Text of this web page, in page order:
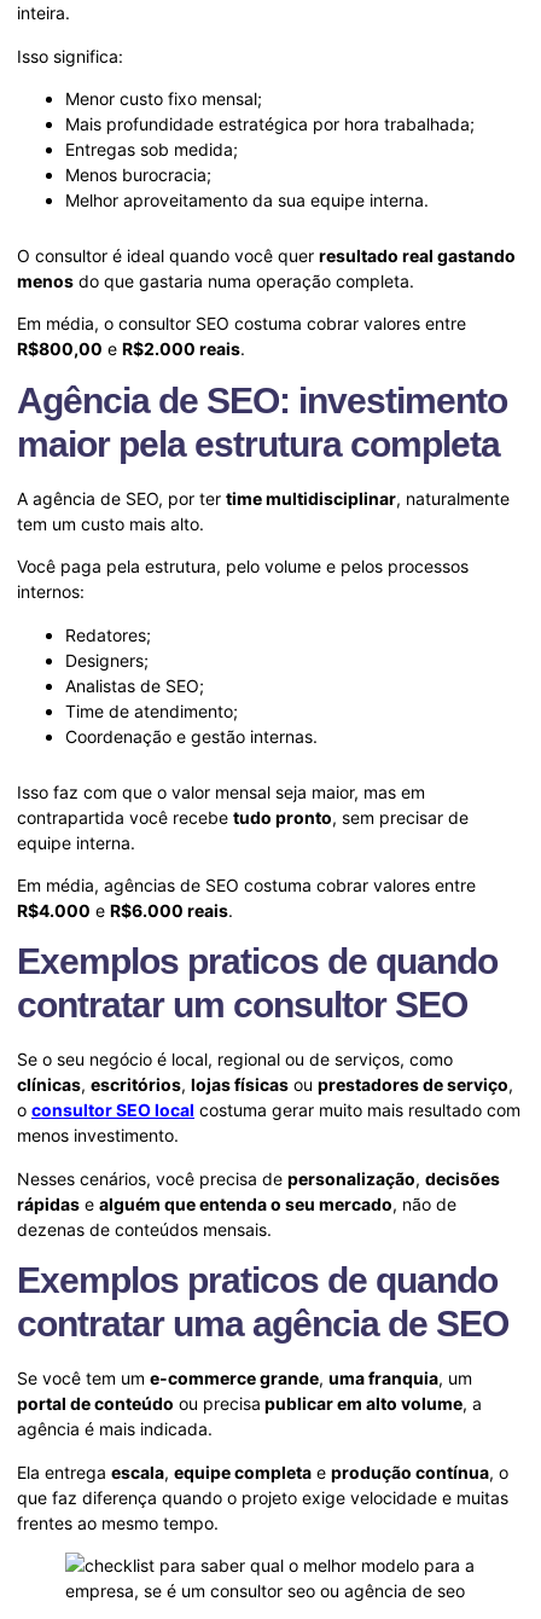
inteira.
Isso significa:
Menor custo fixo mensal;
Mais profundidade estratégica por hora trabalhada;
Entregas sob medida;
Menos burocracia;
Melhor aproveitamento da sua equipe interna.
O consultor é ideal quando você quer resultado real gastando
menos do que gastaria numa operação completa.
Em média, o consultor SEO costuma cobrar valores entre
R$800,00 e R$2.000 reais.
Agência de SEO: investimento
maior pela estrutura completa
A agência de SEO, por ter time multidisciplinar, naturalmente
tem um custo mais alto.
Você paga pela estrutura, pelo volume e pelos processos
internos:
Redatores;
Designers;
Analistas de SEO;
Time de atendimento;
Coordenação e gestão internas.
Isso faz com que o valor mensal seja maior, mas em
contrapartida você recebe tudo pronto, sem precisar de
equipe interna.
Em média, agências de SEO costuma cobrar valores entre
R$4.000 e R$6.000 reais.
Exemplos praticos de quando
contratar um consultor SEO
Se o seu negócio é local, regional ou de serviços, como
clínicas, escritórios, lojas físicas ou prestadores de serviço,
o consultor SEO local costuma gerar muito mais resultado com
menos investimento.
Nesses cenários, você precisa de personalização, decisões
rápidas e alguém que entenda o seu mercado, não de
dezenas de conteúdos mensais.
Exemplos praticos de quando
contratar uma agência de SEO
Se você tem um e-commerce grande, uma franquia, um
portal de conteúdo ou precisa publicar em alto volume, a
agência é mais indicada.
Ela entrega escala, equipe completa e produção contínua, o
que faz diferença quando o projeto exige velocidade e muitas
frentes ao mesmo tempo.